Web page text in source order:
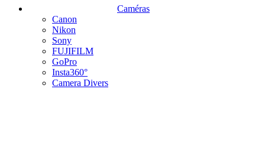
Caméras
Canon
Nikon
Sony
FUJIFILM
GoPro
Insta360°
Camera Divers